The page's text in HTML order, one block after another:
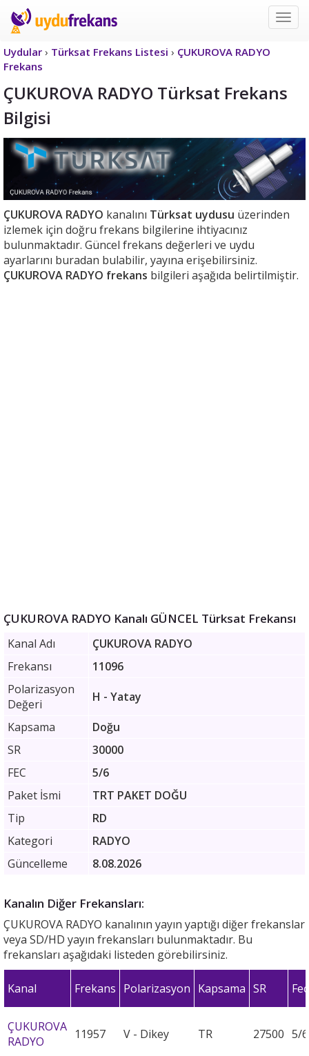
Uydu
Uydular › Türksat Frekans Listesi › ÇUKUROVA RADYO
Frekans
ÇUKUROVA RADYO Türksat Frekans
Bilgisi
ÇUKUROVA RADYO kanalını Türksat uydusu üzerinden
izlemek için doğru frekans bilgilerine ihtiyacınız
bulunmaktadır. Güncel frekans değerleri ve uydu
ayarlarını buradan bulabilir, yayına erişebilirsiniz.
ÇUKUROVA RADYO frekans bilgileri aşağıda belirtilmiştir.
ÇUKUROVA RADYO Kanalı GÜNCEL Türksat Frekansı
Kanal Adı
ÇUKUROVA RADYO
Frekansı
11096
Polarizasyon
Değeri
H - Yatay
Kapsama
Doğu
SR
30000
FEC
5/6
Paket İsmi
TRT PAKET DOĞU
Tip
RD
Kategori
RADYO
Güncelleme
8.08.2026
Kanalın Diğer Frekansları:
ÇUKUROVA RADYO kanalının yayın yaptığı diğer frekanslar
veya SD/HD yayın frekansları bulunmaktadır. Bu
frekansları aşağıdaki listeden görebilirsiniz.
Kanal Frekans Polarizasyon Kapsama SR Fec
ÇUKUROVA
RADYO
11957 V - Dikey TR 27500 5/6